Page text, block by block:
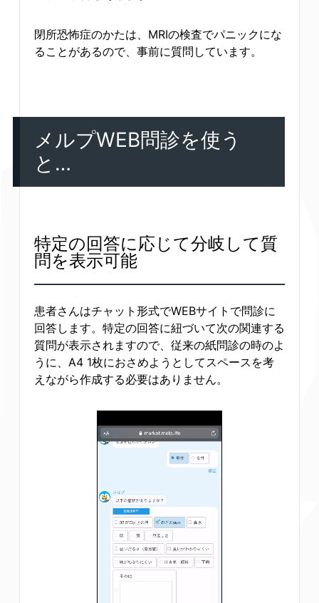
閉所恐怖症のかたは、MRIの検査でパニックにな
ることがあるので、事前に質問しています。
メルプWEB問診を使う
と…
特定の回答に応じて分岐して質
問を表示可能
患者さんはチャット形式でWEBサイトで問診に
回答します。特定の回答に紐づいて次の関連する
質問が表示されますので、従来の紙問診の時のよ
うに、A4 1枚におさめようとしてスペースを考
えながら作成する必要はありません。